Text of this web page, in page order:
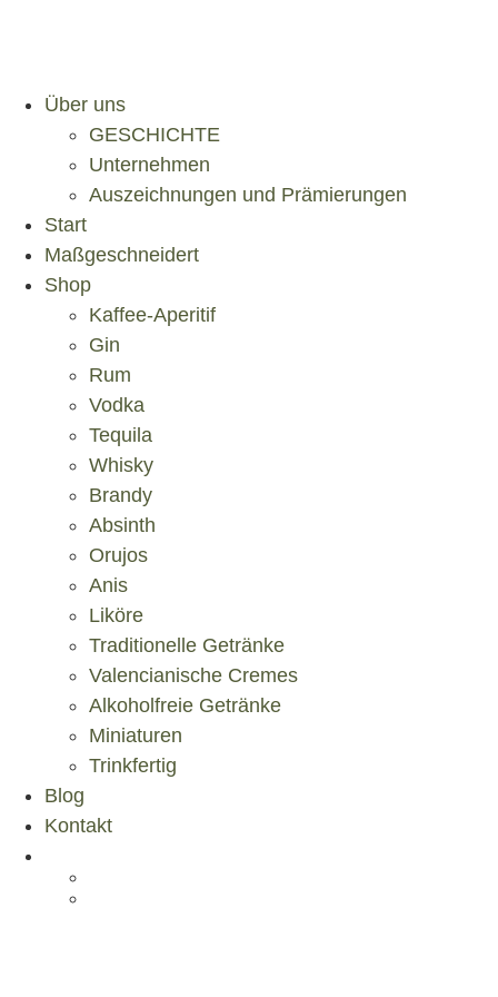
Über uns
GESCHICHTE
Unternehmen
Auszeichnungen und Prämierungen
Start
Maßgeschneidert
Shop
Kaffee-Aperitif
Gin
Rum
Vodka
Tequila
Whisky
Brandy
Absinth
Orujos
Anis
Liköre
Traditionelle Getränke
Valencianische Cremes
Alkoholfreie Getränke
Miniaturen
Trinkfertig
Blog
Kontakt